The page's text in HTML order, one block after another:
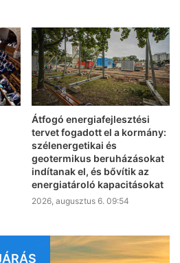
Átfogó energiafejlesztési
tervet fogadott el a kormány:
szélenergetikai és
geotermikus beruházásokat
indítanak el, és bővítik az
energiatároló kapacitásokat
2026, augusztus 6. 09:54